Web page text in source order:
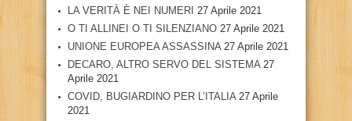
LA VERITÀ È NEI NUMERI 27 Aprile 2021
O TI ALLINEI O TI SILENZIANO 27 Aprile 2021
UNIONE EUROPEA ASSASSINA 27 Aprile 2021
DECARO, ALTRO SERVO DEL SISTEMA 27
Aprile 2021
COVID, BUGIARDINO PER L’ITALIA 27 Aprile
2021